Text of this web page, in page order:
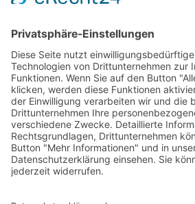
Unser Meinung: Unser DSMS ist ein klasse
Anforderungen der DSGVO vollumfänglich
Zeit zu sparen. Hier können Sie sich über
Manager informieren.
https://dsms.tbcs.it